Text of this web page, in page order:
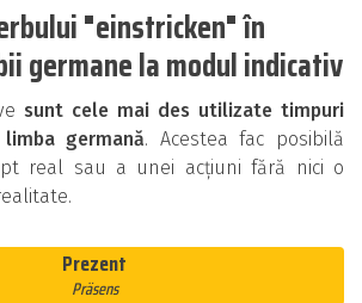
"einstricken" în
germane la modul indicativ
sunt cele mai des utilizate timpuri
germană. Acestea fac posibilă
real sau a unei acțiuni fără nici o
Prezent
Präsens